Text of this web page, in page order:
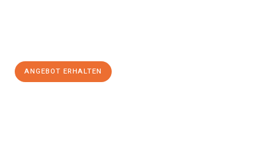
ANGEBOT ERHALTEN